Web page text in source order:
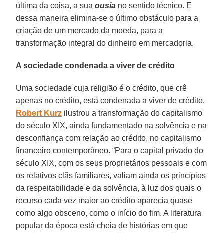
última da coisa, a suaousia no sentido técnico. E
dessa maneira elimina-se o último obstáculo para a
criação de um mercado da moeda, para a
transformação integral do dinheiro em mercadoria.
A sociedade condenada a viver de crédito
Uma sociedade cuja religião é o crédito, que crê
apenas no crédito, está condenada a viver de crédito.
Robert Kurz ilustrou a transformação do capitalismo
do século XIX, ainda fundamentado na solvência e na
desconfiança com relação ao crédito, no capitalismo
financeiro contemporâneo. “Para o capital privado do
século XIX, com os seus proprietários pessoais e com
os relativos clãs familiares, valiam ainda os princípios
da respeitabilidade e da solvência, à luz dos quais o
recurso cada vez maior ao crédito aparecia quase
como algo obsceno, como o início do fim. A literatura
popular da época está cheia de histórias em que